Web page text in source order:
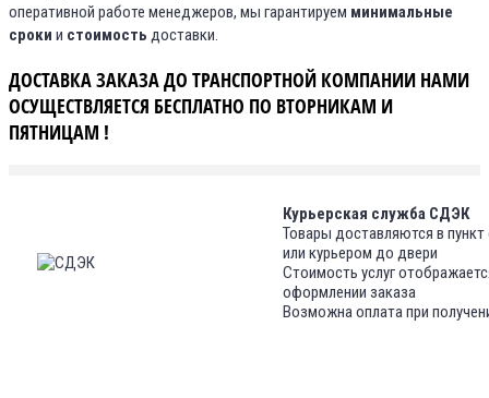
оперативной работе менеджеров, мы гарантируем минимальные
сроки и стоимость доставки.
ДОСТАВКА ЗАКАЗА ДО ТРАНСПОРТНОЙ КОМПАНИИ НАМИ
ОСУЩЕСТВЛЯЕТСЯ БЕСПЛАТНО ПО ВТОРНИКАМ И
ПЯТНИЦАМ !
Курьерская служба СДЭК
Товары доставляются в
или курьером до двери
Стоимость услуг
оформлении заказа
Возможна оплата при